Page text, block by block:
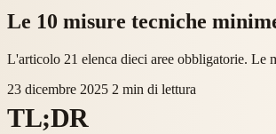
Le 10 misure tecniche
L'articolo 21 elenca dieci aree obbligatorie. Le
23 dicembre 2025 2 min di lettura
TL;DR